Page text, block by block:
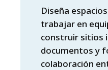
Diseña
trabajar en
construir sitios
documentos y
colaboración